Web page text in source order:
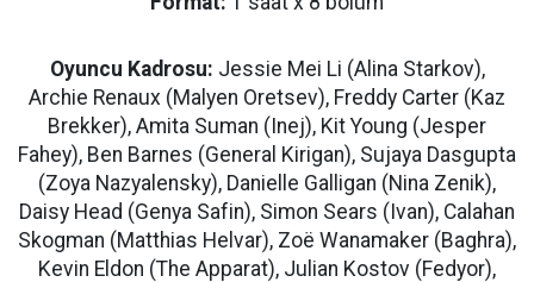
Oyuncu Kadrosu: Jessie Mei Li (Alina Starkov),
Archie Renaux (Malyen Oretsev), Freddy Carter (Kaz
Brekker), Amita Suman (Inej), Kit Young (Jesper
Fahey), Ben Barnes (General Kirigan), Sujaya Dasgupta
(Zoya Nazyalensky), Danielle Galligan (Nina Zenik),
Daisy Head (Genya Safin), Simon Sears (Ivan), Calahan
Skogman (Matthias Helvar), Zoë Wanamaker (Baghra),
Kevin Eldon (The Apparat), Julian Kostov (Fedyor),